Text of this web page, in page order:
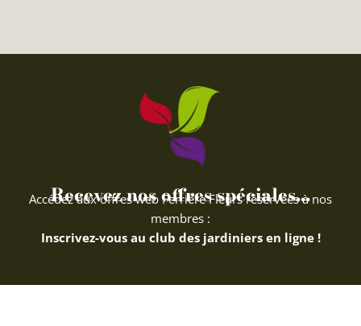
Recevez nos offres spéciales...
Accédez aux offres web Ferriere Fleurs réservées à nos
membres :
Inscrivez-vous au club des jardiniers en ligne !